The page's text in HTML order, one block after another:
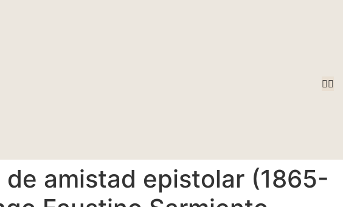
amistad epistolar (1865-